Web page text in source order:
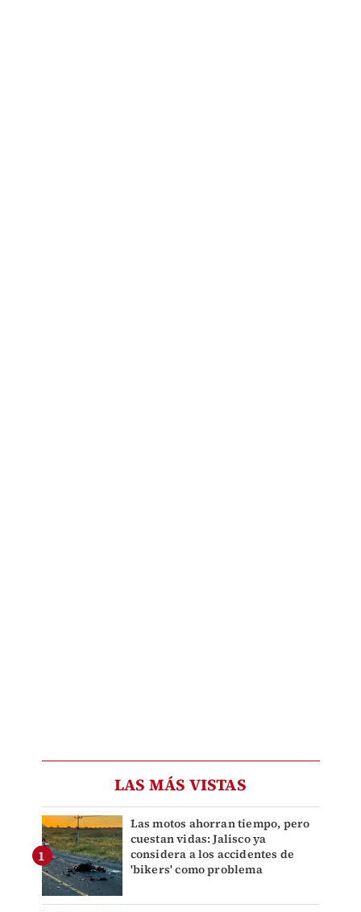
LAS MÁS VISTAS
Las motos ahorran tiempo, pero
cuestan vidas: Jalisco ya
considera a los accidentes de
'bikers' como problema